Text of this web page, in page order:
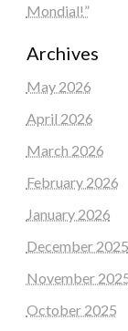
Mondial!”
Archives
May 2026
April 2026
March 2026
February 2026
January 2026
December 2025
November
October 2025